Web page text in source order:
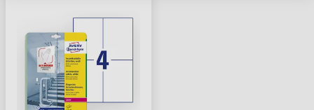
ZWECKFORM FEHÉR (
10 ÍV/DOBOZ )